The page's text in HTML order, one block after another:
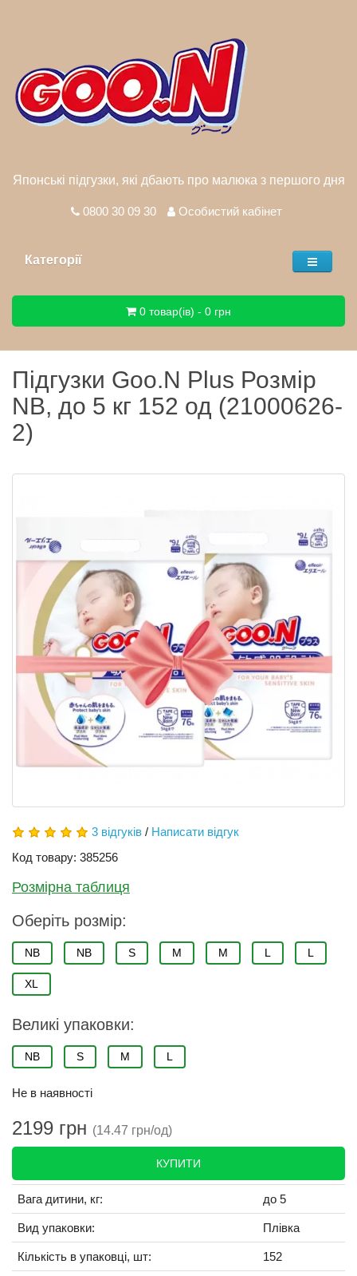
Японські підгузки, які дбають про малюка з першого дня
0800 30 09 30 Особистий кабінет
Категорії
0 товар(ів) - 0 грн
Підгузки Goo.N Plus Розмір
NB, до 5 кг 152 од (21000626-
2)
3 відгуків / Написати відгук
Код товару: 385256
Розмірна таблиця
Оберіть розмір:
NB NB S М M L L
XL
Великі упаковки:
NB S M L
Не в наявності
2199 грн (14.47 грн/од)
КУПИТИ
Вага дитини, кг: до 5
Вид упаковки: Плівка
Кількість в упаковці, шт: 152